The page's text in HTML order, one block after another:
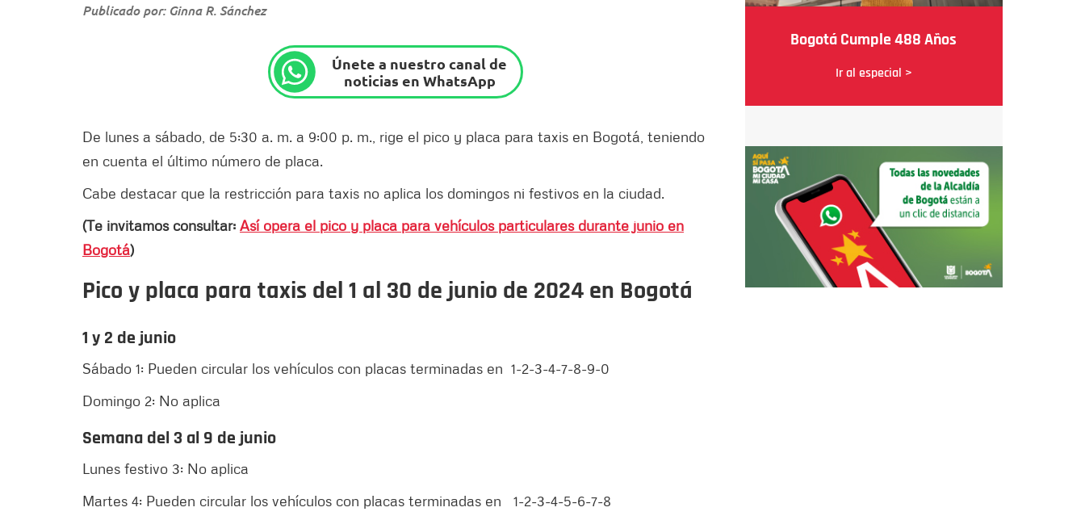
Publicado por: Ginna R. Sánchez
Únete a nuestro canal de
noticias en WhatsApp
De lunes a sábado, de 5:30 a. m. a 9:00 p. m., rige el pico y placa para taxis en Bogotá, teniendo
en cuenta el último número de placa.
Cabe destacar que la restricción para taxis no aplica los domingos ni festivos en la ciudad.
(Te invitamos consultar: Así opera el pico y placa para vehículos particulares durante junio en
Bogotá)
Pico y placa para taxis del 1 al 30 de junio de 2024 en Bogotá
1 y 2 de junio
Sábado 1: Pueden circular los vehículos con placas terminadas en 1-2-3-4-7-8-9-0
Domingo 2: No aplica
Semana del 3 al 9 de junio
Lunes festivo 3: No aplica
Martes 4: Pueden circular los vehículos con placas terminadas en 1-2-3-4-5-6-7-8
Bogotá Cumple 488 Años
Ir al especial >